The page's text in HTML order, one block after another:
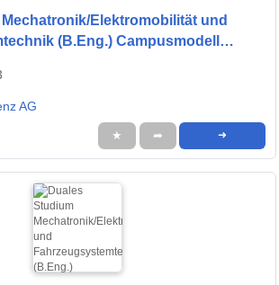
Elektromobilität und
(B.Eng.) Campusmodell
AG
★ ➦ ➜